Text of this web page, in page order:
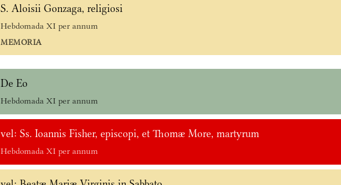
S. Aloisii Gonzaga, religiosi
Hebdomada XI per annum
MEMORIA
De Eo
Hebdomada XI per annum
vel: Ss. Ioannis Fisher, episcopi, et Thomæ More, martyrum
Hebdomada XI per annum